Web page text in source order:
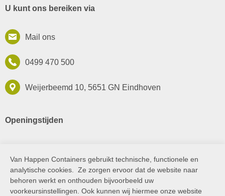
Cookie melding
Van Happen Containers gebruikt technische, functionele en
analytische cookies. Ze zorgen ervoor dat de website naar
behoren werkt en onthouden bijvoorbeeld uw
voorkeursinstellingen. Ook kunnen wij hiermee onze website
U kunt ons bereiken via
Mail ons
0499 470 500
Weijerbeemd 10, 5651 GN Eindhoven
Openingstijden
7:00 tot 18:00 uur
Social media